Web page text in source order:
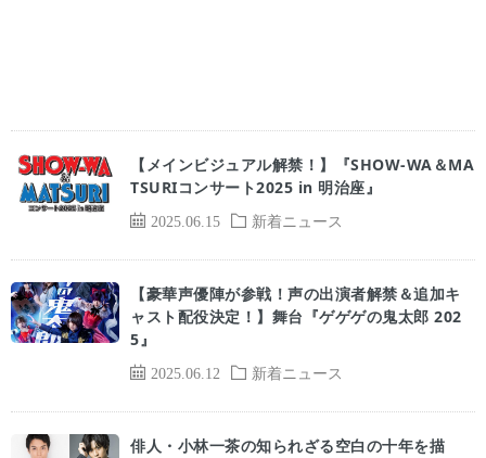
2025.06.15 新着ニュース
【メインビジュアル解禁！】『SHOW-WA＆MA
TSURIコンサート2025 in 明治座』
2025.06.12 新着ニュース
【豪華声優陣が参戦！声の出演者解禁＆追加キ
ャスト配役決定！】舞台『ゲゲゲの鬼太郎 202
5』
俳人・小林一茶の知られざる空白の十年を描